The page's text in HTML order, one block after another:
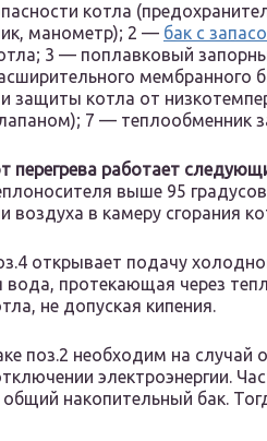
котла
манометр); 2 — бак с
3 — поплавковый
мембранного
защиты котла от
7 — теплообменник
перегрева работает
выше 95
воздуха в камеру сгорания
открывает подачу
вода, протекающая через
не допуская кипения.
поз.2 необходим на случай
электроэнергии.
накопительный бак.